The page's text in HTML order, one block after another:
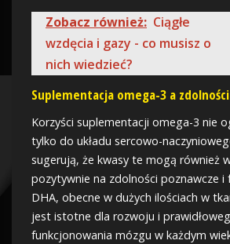
Zobacz również: Ciągłe
wzdęcia i gazy - co musisz o
nich wiedzieć?
Suplementacja omega-3 a
Korzyści suplementacji omega-3 nie
tylko do układu sercowo-
sugerują, że kwasy te mogą również
pozytywnie na zdolności poznawcze i
DHA, obecne w dużych ilościach w
jest istotne dla rozwoju i
funkcjonowania mózgu w każdym